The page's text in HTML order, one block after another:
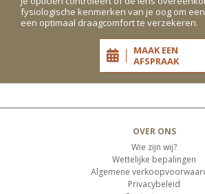
fysiologische kenmerken van je oog om
een optimaal draagcomfort te verzekeren.
MAAK EEN
AFSPRAAK
OVER ONS
Wie zijn wij?
Wettelijke bepalingen
Algemene
Privacybeleid